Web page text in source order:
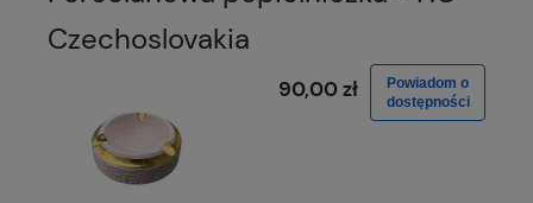
Czechoslovakia
90,00 zł
Powiadom o
dostępności